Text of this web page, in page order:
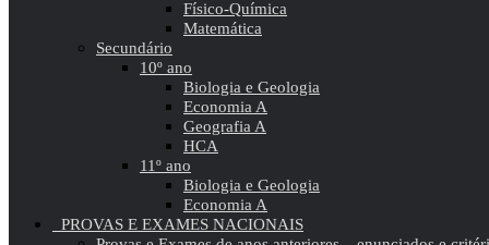
Físico-Química
Matemática
Secundário
10º ano
Biologia e Geologia
Economia A
Geografia A
HCA
11º ano
Biologia e Geologia
Economia A
PROVAS E EXAMES NACIONAIS